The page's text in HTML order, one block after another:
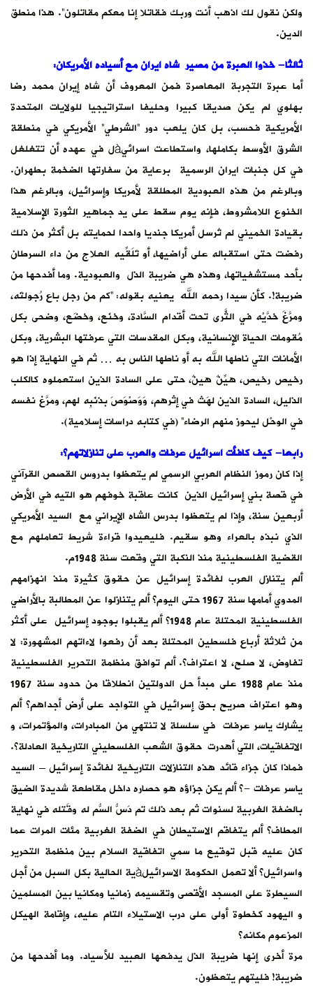
ولكن نقول لك اذهب أنت وربك فقاتلا إنا معكم مقاتلون”. هذا منطق
الدين.
ثالثا- خذوا العبرة من مصير شاه ايران مع أسياده الأمريكان:
أما عبرة التجربة المعاصرة فمن المعروف أن شاه إيران محمد رضا
بهلوي لم يكن صديقا كبيرا وحليفا استراتيجيا للولايات المتحدة
الأمريكية فحسب، بل كان يلعب دور “الشرطي” الأمريكي في منطقة
الشرق الأوسط بكاملها، واستطاعت اسرائيàل في عهده أن تتغلغل
في كل جنبات ايران الرسمية برعاية من سفارتها الضخمة بطهران.
وبالرغم من هذه العبودية المطلقة لأمريكا وإسرائيل، وبالرغم هذا
الخنوع اللامشروط، فإنه يوم سقط على يد جماهير الثورة الإسلامية
بقيادة الخميني لم تُرسل أمريكا جنديا واحدا لحمايته بل أكثر من ذلك
رفضت حتى استقباله على أراضيها، أو تَلَقِّيه العلاج من داء السرطان
بأحد مستشفياتها، وهذه هي ضريبة الذل والعبودية. وما أفدحها من
ضريبة!. كأن سيدا رحمه الله يعنيه بقوله: “كم من رجل باع رُجولتَه،
ومرَّغَ خدَّيْه في الثَّرى تحت أقدام السَّادة، وخنَع، وخضَع، وضحى بكل
مُقومات الحياة الإنسانية، وبكل المقدسات التي عرفتها البشرية، وبكل
الأمانات التي ناطها الله به أو ناطها الناس به … ثم في النهاية إذا هو
رخيص رخيص، هيِّنٌ هينٌ، حتى على السادة الذين استعملوه كالكلب
الذليل، السادة الذين لهَث في إثرهم، وَوَصْوَصَ بذنَبِه لهم، ومرَّغ نفسه
في الوحْل ليحوز منهم الرضاء” (في كتابه دراسات إسلامية).
رابعا- كيف كافأت اسرائيل عرفات والعرب على تنازلاتهم؟:
إذا كان رموز النظام العربي الرسمي لم يتعظوا بدروس القصص القرآني
في قصة بني إسرائيل الذين كانت عاقبة خوفهم هو التيه في الأرض
أربعين سنة، وإذا لم يتعظوا بدرس الشاه الإيراني مع السيد الأمريكي
الذي نبذه بالعراء وهو سقيم. فليعيدوا قراءة شريط تعاملهم مع
القضية الفلسطينية منذ النكبة التي وقعت سنة 1948م.
ألم يتنازل العرب لفائدة إسرائيل عن حقوق كثيرة منذ انهزامهم
المدوي أمامها سنة 1967 حتى اليوم؟ ألم يتنازلوا عن المطالبة بالأراضي
الفلسطينية المحتلة عام 1948؟ ألم يقبلوا بوجود إسرائيل على أكثر
من ثلاثة أرباع فلسطين المحتلة بعد أن رفعوا لاءاتهم المشهورة: لا
تفاوض، لا صلح، لا اعتراف؟. ألم توافق منظمة التحرير الفلسطينية
منذ عام 1988 على مبدأ حل الدولتين انطلاقا من حدود سنة 1967
وهو اعتراف صريح بحق إسرائيل في التواجد على أرض أجداهم؟ ألم
يشارك ياسر عرفات في سلسلة لا تنتهي من المبادرات، والمؤتمرات، و
الاتفاقيات، التي أهدرت حقوق الشعب الفلسطيني التاريخية العادلة؟.
فماذا كان جزاء قائد هذه التنازلات التاريخية لفائدة إسرائيل – السيد
ياسر عرفات -؟ ألم يكن جزاؤه هو حصاره داخل مقاطعة شديدة الضيق
بالضفة الغربية لسنوات ثم بعد ذلك تم دَسُّ السُّم له وقَتله في نهاية
المطاف؟ ألم يتفاقم الاستيطان في الضفة الغربية مئات المرات عما
كان عليه قبل توقيع ما سمي اتفاقية السلام بين منظمة التحرير
واسرائيل؟ ألا تعمل الحكومة الاسرائيلàية الحالية بكل السبل من أجل
السيطرة على المسجد الأقصى وتقسيمه زمانيا ومكانيا بين المسلمين
و اليهود كخطوة أولى على درب الاستيلاء التام عليه، وإقامة الهيكل
المزعوم مكانه؟
مرة أخرى إنها ضريبة الذل يدفعها العبيد للأسياد. وما أفدحها من
ضريبة! فليتهم يتعظون.